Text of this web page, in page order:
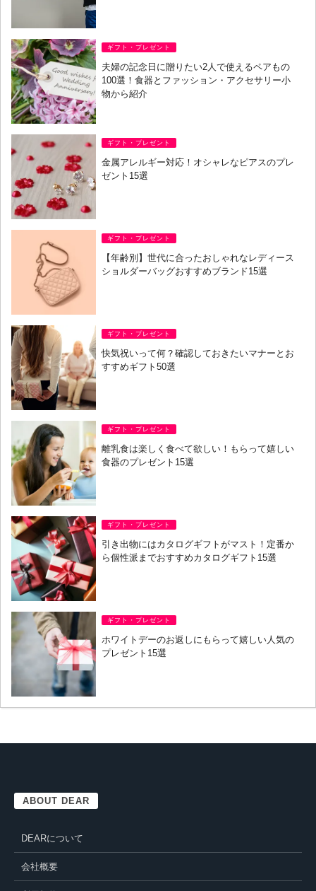
ギフト・プレゼント
夫婦の記念日に贈りたい2人で使えるペアもの
100選！食器とファッション・アクセサリー小
物から紹介
ギフト・プレゼント
金属アレルギー対応！オシャレなピアスのプレ
ゼント15選
ギフト・プレゼント
【年齢別】世代に合ったおしゃれなレディース
ショルダーバッグおすすめブランド15選
ギフト・プレゼント
快気祝いって何？確認しておきたいマナーとお
すすめギフト50選
ギフト・プレゼント
離乳食は楽しく食べて欲しい！もらって嬉しい
食器のプレゼント15選
ギフト・プレゼント
引き出物にはカタログギフトがマスト！定番か
ら個性派までおすすめカタログギフト15選
ギフト・プレゼント
ホワイトデーのお返しにもらって嬉しい人気の
プレゼント15選
ABOUT DEAR
DEARについて
会社概要